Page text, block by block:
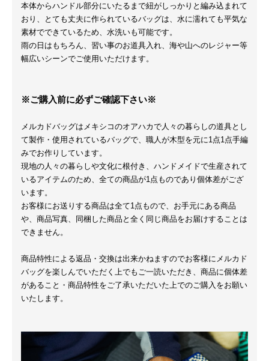
本体からハンドル部分にいたるまで紐がしっかりと編み込まれて
おり、とても丈夫に作られているバッグは、水に濡れても平気な
素材でできているため、水洗いも可能です。
雨の日はもちろん、習い事のお道具入れ、海や山へのレジャー等
幅広いシーンでご使用いただけます。
※ご購入前に必ずご確認下さい※
メルカドバッグはメキシコのオアハカで人々の暮らしの道具とし
て製作・使用されているバッグで、職人が木型を元に1点1点手編
みでお作りしています。
現地の人々の暮らしや文化に根付き、ハンドメイドで生産されて
いるアイテムのため、全ての商品が1点ものであり個体差がござ
います。
お客様にお送りする商品は全て1点もので、お手元にある商品
や、商品写真、同梱した商品と全く同じ商品をお届けすることは
できません。
商品特性による返品・交換は出来かねますのでお客様にメルカド
バッグを楽しんでいただく上でもご一読いただき、商品に個体差
があること・商品特性をご了承いただいた上でのご購入をお願い
いたします。